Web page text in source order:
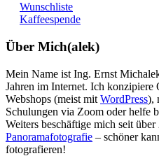
Wunschliste
Kaffeespende
Über Mich(alek)
Mein Name ist Ing. Ernst
Jahren im Internet. Ich konzipiere
Webshops (meist mit WordPress),
Schulungen via Zoom oder helfe
Weiters beschäftige mich seit über
Panoramafotografie – schöner
fotografieren!